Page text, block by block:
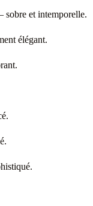
sobre et intemporelle.
élégant.